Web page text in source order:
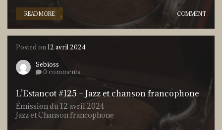
READ MORE COMMENT
Posted on12 avril 2024
Sebioss
0 comments
L’Estancot #125 – Jazz et chanson francophone
Émission du 12 avril 2024
Jazz et Chanson francophone